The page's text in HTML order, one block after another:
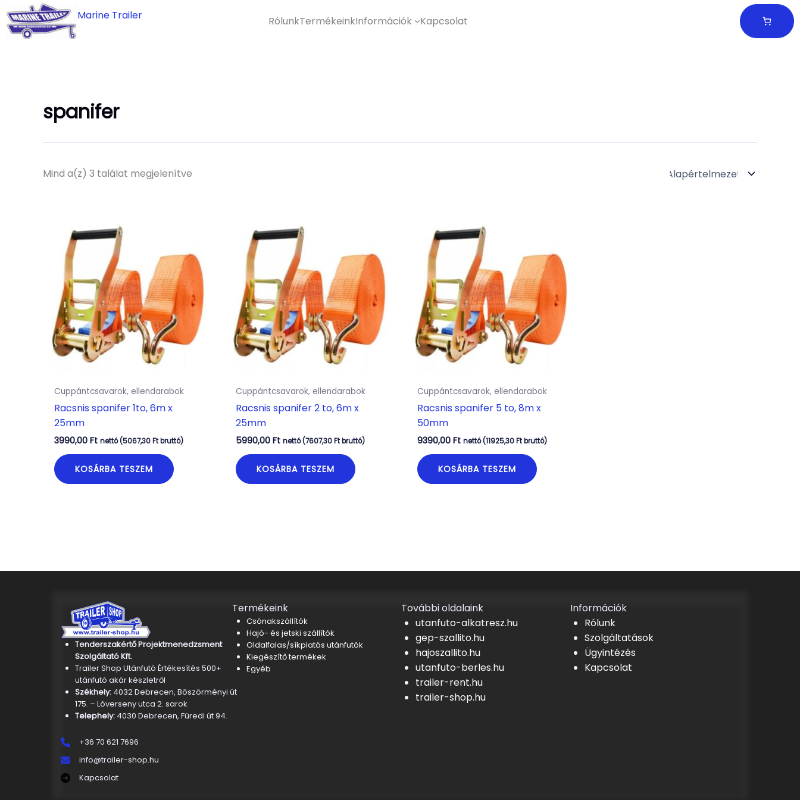
to
content
Marine Trailer RólunkTermékeinkInformációk Kapcsolat
spanifer
Mind a(z) 3 találat megjelenítve
Cuppántcsavarok, ellendarabok
Racsnis spanifer 1to, 6m x
25mm
3990,00Ft nettó (5067,30 Ft bruttó)
KOSÁRBA TESZEM
Cuppántcsavarok, ellendarabok
Racsnis spanifer 2 to, 6m x
25mm
5990,00Ft nettó (7607,30 Ft bruttó)
KOSÁRBA TESZEM
Cuppántcsavarok, ellendarabok
Racsnis spanifer 5 to, 8m x
50mm
9390,00Ft nettó (11925,30 Ft bruttó)
KOSÁRBA TESZEM
Tenderszakértő Projektmenedzsment
Szolgáltató Kft.
Trailer Shop Utánfutó Értékesítés 500+
utánfutó akár készletről
Székhely: 4032 Debrecen, Böszörményi út
175. – Lóverseny utca 2. sarok
Telephely: 4030 Debrecen, Füredi út 94.
+36 70 621 7696
info@trailer-shop.hu
Kapcsolat
Termékeink
Csónakszállítók
Hajó- és jetski szállítók
Oldalfalas/síkplatós utánfutók
Kiegészítő termékek
Egyéb
További oldalaink
utanfuto-alkatresz.hu
gep-szallito.hu
hajoszallito.hu
utanfuto-berles.hu
trailer-rent.hu
trailer-shop.hu
Információk
Rólunk
Szolgáltatások
Ügyintézés
Kapcsolat